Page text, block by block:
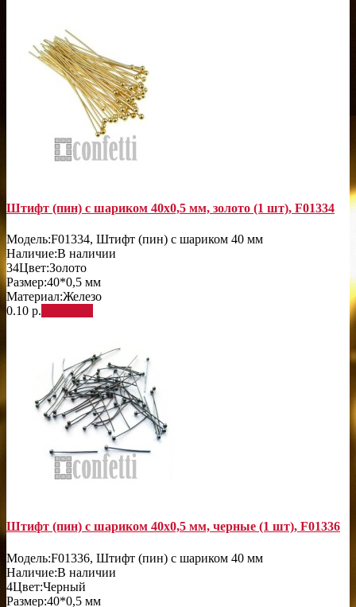
Штифт (пин) с шариком 40х0,5 мм, золото (1 шт), F01334
Модель:F01334, Штифт (пин) с шариком 40 мм
Наличие:В наличии
34Цвет:Золото
Размер:40*0,5 мм
Материал:Железо
0.10 р.
Штифт (пин) с шариком 40х0,5 мм, черные (1 шт), F01336
Модель:F01336, Штифт (пин) с шариком 40 мм
Наличие:В наличии
4Цвет:Черный
Размер:40*0,5 мм